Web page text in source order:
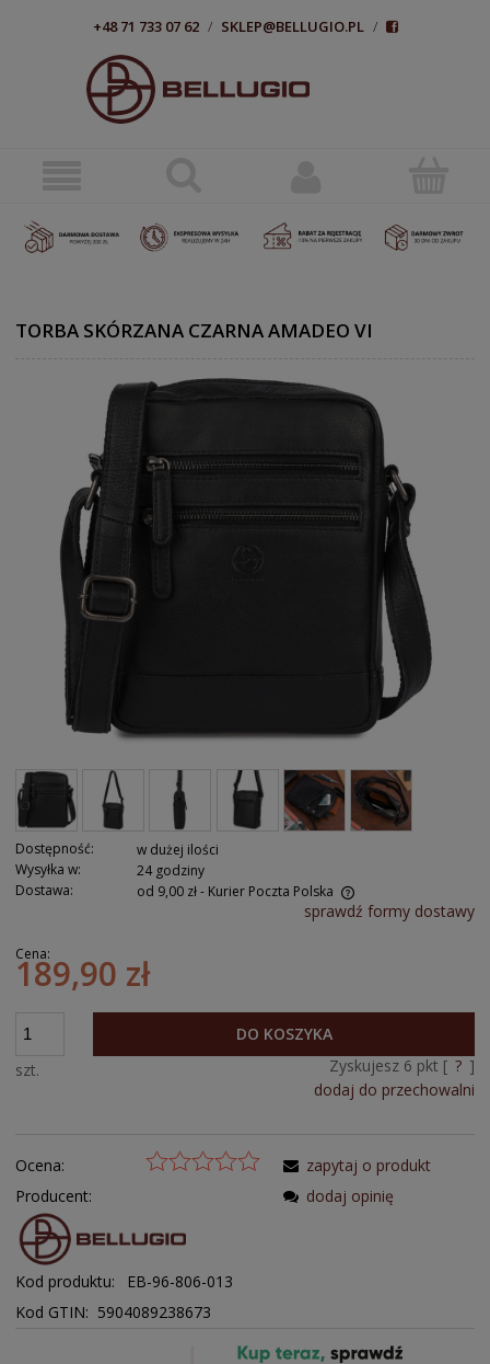
+48 71 733 07 62 / SKLEP@BELLUGIO.PL /
TORBA SKÓRZANA CZARNA AMADEO VI
Dostępność:
w dużej ilości
Wysyłka w:
24 godziny
Dostawa:
od 9,00 zł- Kurier Poczta Polska
sprawdź formy dostawy
Cena:
189,90 zł
szt.
DO KOSZYKA
Zyskujesz 6 pkt [ ? ]
dodaj do przechowalni
Ocena:
Producent:
Kod produktu:
EB-96-806-013
Kod GTIN: 5904089238673
zapytaj o produkt
dodaj opinię